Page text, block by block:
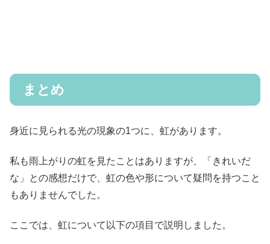
まとめ
身近に見られる光の現象の1つに、虹があります。
私も雨上がりの虹を見たことはありますが、「きれいだ
な」との感想だけで、虹の色や形について疑問を持つこと
もありませんでした。
ここでは、虹について以下の項目で説明しました。